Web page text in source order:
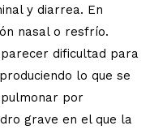
y diarrea. En
nasal o resfrío.
dificultad para
lo que se
por
grave en el que la